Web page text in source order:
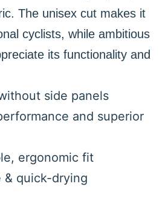
The unisex cut makes it
cyclists, while ambitious
its functionality and
side panels
and superior
ergonomic fit
& quick-drying